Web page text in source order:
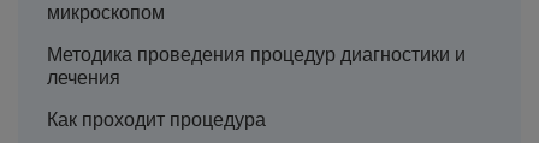
микроскопом
Методика проведения процедур диагностики и
лечения
Как проходит процедура